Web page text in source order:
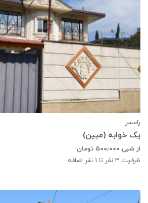
رامسر
یک خوابه (مبین)
از شبی ۵۰۰٫۰۰۰ تومان
ظرفیت 3 نفر تا 1 نفر اضافه